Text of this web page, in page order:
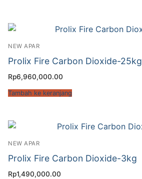
NEW APAR
Prolix Fire Carbon Dioxide-25kg
Rp6,960,000.00
Tambah ke keranjang
NEW APAR
Prolix Fire Carbon Dioxide-3kg
Rp1,490,000.00